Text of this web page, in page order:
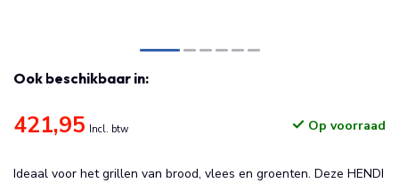
Ook beschikbaar in:
421,95 Incl. btw Op voorraad
Ideaal voor het grillen van brood, vlees en groenten. Deze HENDI